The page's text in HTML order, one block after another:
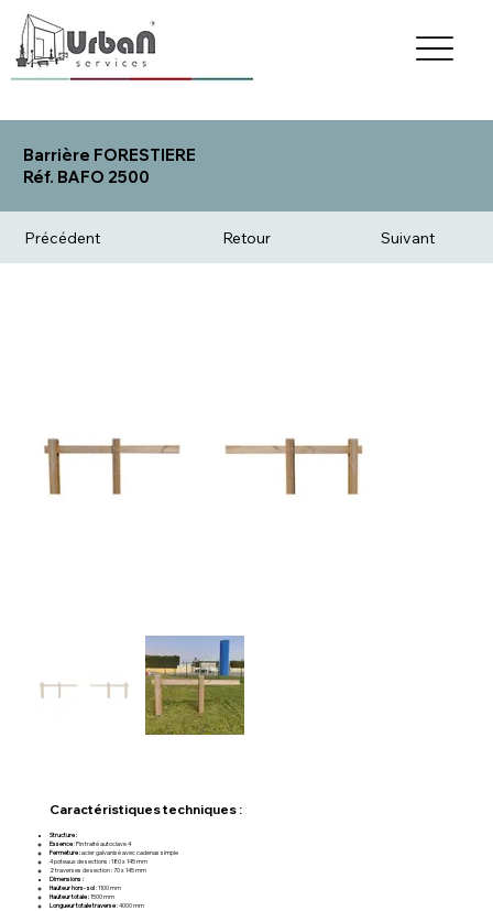
Barrière FORESTIERE
Réf. BAFO 2500
Précédent Retour Suivant
Caractéristiques techniques :
Structure :
Essence: Pin traité autoclave 4
Fermeture :acier galvanisé avec cadenas simple
4 poteaux de sections : 180 x 145 mm
2 traverses de section : 70 x 145 mm
Dimensions :
Hauteur hors- sol: 1100 mm
Hauteur totale :1500 mm
Longueur totale traverse: 4000 mm